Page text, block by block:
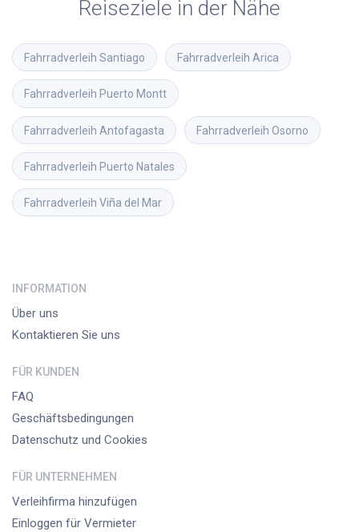
Reiseziele in der Nähe
Fahrradverleih Santiago Fahrradverleih Arica
Fahrradverleih Puerto Montt
Fahrradverleih Antofagasta Fahrradverleih Osorno
Fahrradverleih Puerto Natales
Fahrradverleih Viña del Mar
INFORMATION
Über uns
Kontaktieren Sie uns
FÜR KUNDEN
FAQ
Geschäftsbedingungen
Datenschutz und Cookies
FÜR UNTERNEHMEN
Verleihfirma hinzufügen
Einloggen für Vermieter